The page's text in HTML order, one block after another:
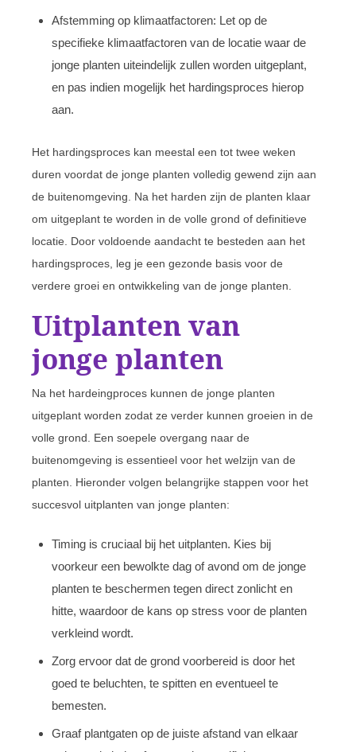
Afstemming op klimaatfactoren: Let op de
specifieke klimaatfactoren van de locatie waar de
jonge planten uiteindelijk zullen worden uitgeplant,
en pas indien mogelijk het hardingsproces hierop
aan.
Het hardingsproces kan meestal een tot twee weken
duren voordat de jonge planten volledig gewend zijn aan
de buitenomgeving. Na het harden zijn de planten klaar
om uitgeplant te worden in de volle grond of definitieve
locatie. Door voldoende aandacht te besteden aan het
hardingsproces, leg je een gezonde basis voor de
verdere groei en ontwikkeling van de jonge planten.
Uitplanten van
jonge planten
Na het hardeingproces kunnen de jonge planten
uitgeplant worden zodat ze verder kunnen groeien in de
volle grond. Een soepele overgang naar de
buitenomgeving is essentieel voor het welzijn van de
planten. Hieronder volgen belangrijke stappen voor het
succesvol uitplanten van jonge planten:
Timing is cruciaal bij het uitplanten. Kies bij
voorkeur een bewolkte dag of avond om de jonge
planten te beschermen tegen direct zonlicht en
hitte, waardoor de kans op stress voor de planten
verkleind wordt.
Zorg ervoor dat de grond voorbereid is door het
goed te beluchten, te spitten en eventueel te
bemesten.
Graaf plantgaten op de juiste afstand van elkaar